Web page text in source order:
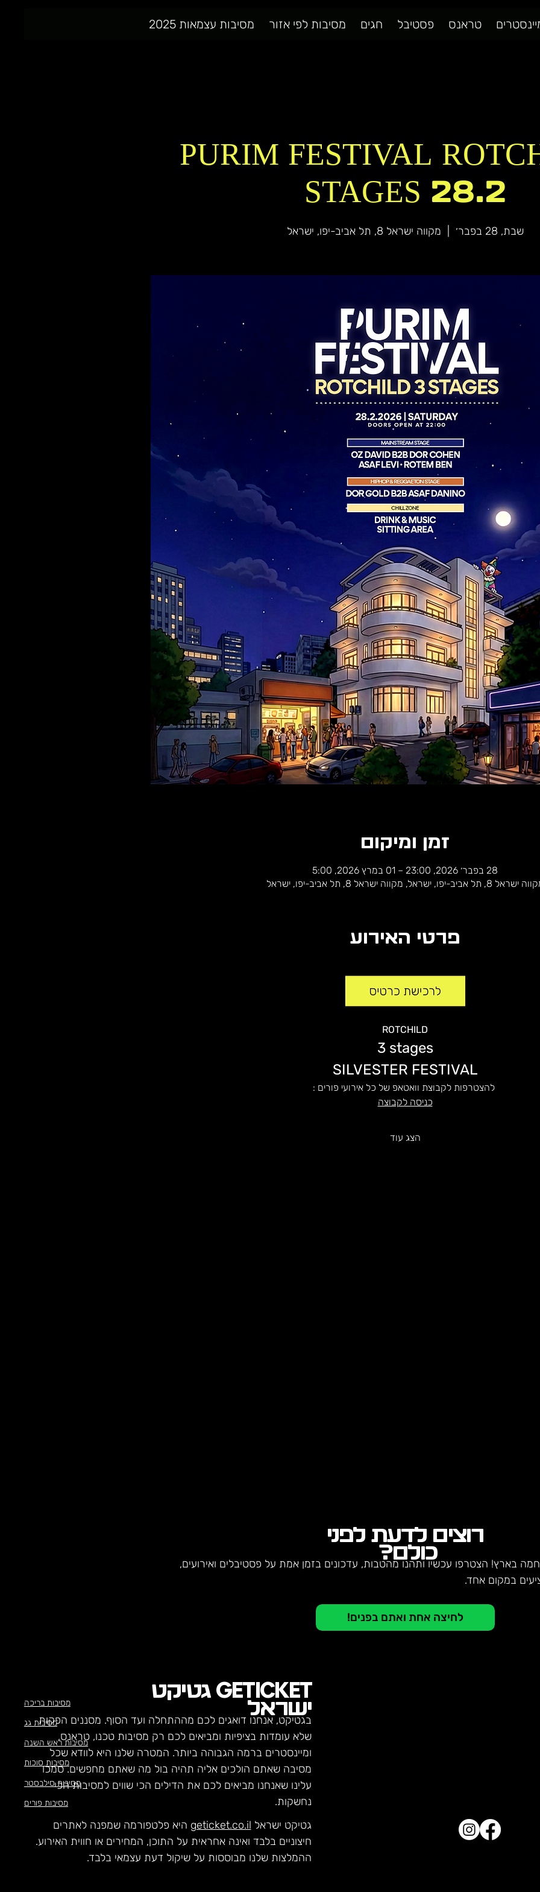
טראנס פסטיבל חגים מסיבות לפי אזור מסיבות עצמאות 2025
PURIM FESTIVAL
STAGES 28.2
שבת, 28 בפבר׳ מקווה ישראל 8, תל אביב-יפו, ישראל
זמן ומיקום
28 בפבר׳ 2026, 23:00 – 01 במרץ 2026, 5:00
8, תל אביב-יפו, ישראל, מקווה ישראל 8, תל אביב-יפו, ישראל
פרטי האירוע
ROTCHILD
3 stages
SILVESTER FESTIVAL
​ להצטרפות לקבוצת וואטאפ של כל אירועי פורים :
כניסה לקבוצה
הצג עוד
רוצים לדעת לפני
כולם?
בארץ! הצטרפו עכשיו ותהנו מהטבות, עדכונים בזמן אמת על פסטיבלים ואירועים,
במקום אחד.
לחיצה אחת ואתם בפנים!
מסיבות בריכה
מסיבות גג
מסיבות ראש השנה
מסיבות סוכות
מסיבות סילבסטר
מסיבות פורים
GETICKET גטיקט
ישראל
בגטיקט, אנחנו דואגים לכם מההתחלה ועד הסוף. מסננים הפקות
שלא עומדות בציפיות ומביאים לכם רק מסיבות טכנו, טראנס,
ומיינסטרים ברמה הגבוהה ביותר. המטרה שלנו היא לוודא שכל
מסיבה שאתם הולכים אליה תהיה בול מה שאתם מחפשים. סמכו
עלינו שאנחנו מביאים לכם את הדילים הכי שווים למסיבות הכי
נחשקות.
גטיקט ישראל geticket.co.il היא פלטפורמה שמפנה לאתרים
חיצוניים בלבד ואינה אחראית על התוכן, המחירים או חווית האירוע.
ההמלצות שלנו מבוססות על שיקול דעת עצמאי בלבד.